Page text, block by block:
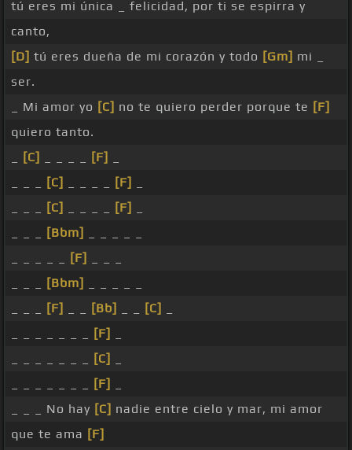
tú eres mi única _ felicidad, por ti se espirra y
canto,
[D] tú eres dueña de mi corazón y todo [Gm] mi _
ser.
_ Mi amor yo [C] no te quiero perder porque te [F]
quiero tanto.
[C] [F]
[C] [F]
[C] [F]
[Bbm]
[F]
[Bbm]
[F] [Bb] [C]
[F]
[C]
[F]
_ _ _ No hay [C] nadie entre cielo y mar, mi amor
que te ama [F]